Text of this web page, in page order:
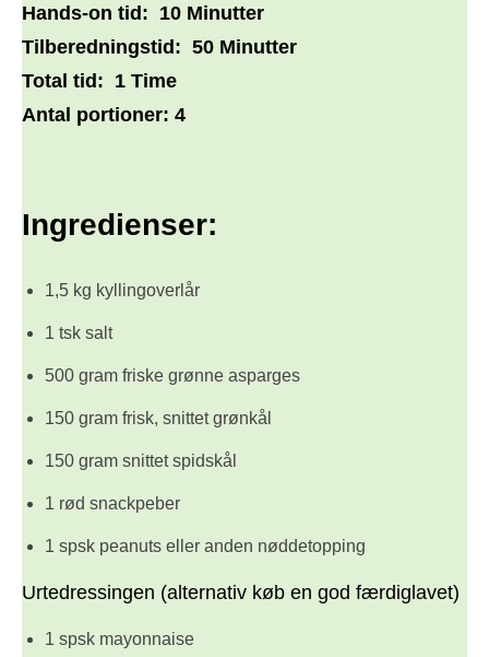
Hands-on tid: 10 Minutter
Tilberedningstid: 50 Minutter
Total tid: 1 Time
Antal portioner: 4
Ingredienser:
1,5 kg kyllingoverlår
1 tsk salt
500 gram friske grønne asparges
150 gram frisk, snittet grønkål
150 gram snittet spidskål
1 rød snackpeber
1 spsk peanuts eller anden nøddetopping
Urtedressingen (alternativ køb en god færdiglavet)
1 spsk mayonnaise